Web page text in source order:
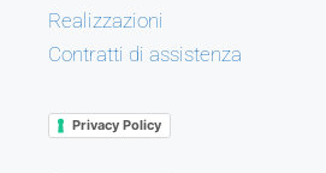
Realizzazioni
Contratti di assistenza
Privacy Policy